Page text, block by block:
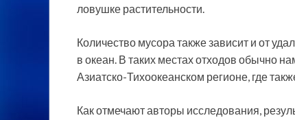
ловушке растительности.
Количество мусора также зависит и от
в океан. В таких местах отходов обычно
Азиатско-Тихоокеанском регионе, где
Как отмечают авторы исследования,